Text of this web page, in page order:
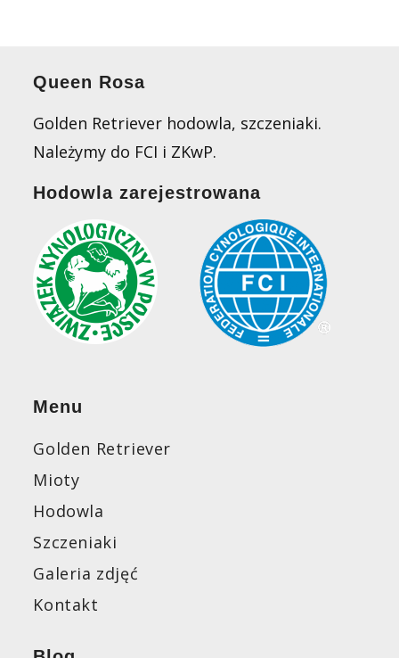
Queen Rosa
Golden Retriever hodowla, szczeniaki.
Należymy do FCI i ZKwP.
Hodowla zarejestrowana
Menu
Golden Retriever
Mioty
Hodowla
Szczeniaki
Galeria zdjęć
Kontakt